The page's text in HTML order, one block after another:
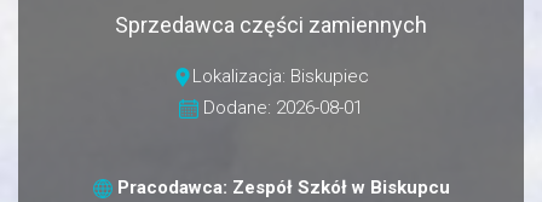
Sprzedawca części zamiennych
Lokalizacja: Biskupiec
Dodane: 2026-08-01
Pracodawca: Zespół Szkół w Biskupcu